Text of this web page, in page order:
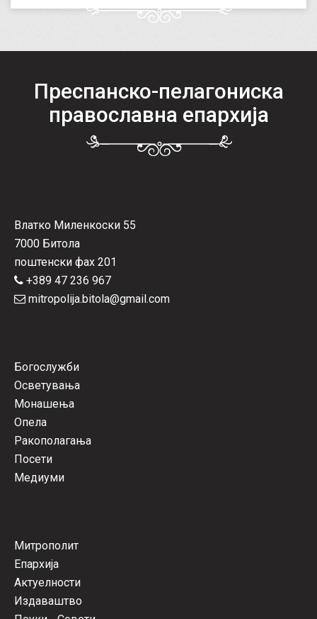
Преспанско-пелагониска
православна епархија
Влатко Миленкоски 55
7000 Битола
поштенски фах 201
+389 47 236 967
mitropolija.bitola@gmail.com
Богослужби
Осветувања
Монашења
Опела
Ракополагања
Посети
Медиуми
Митрополит
Епархија
Актуелности
Издаваштво